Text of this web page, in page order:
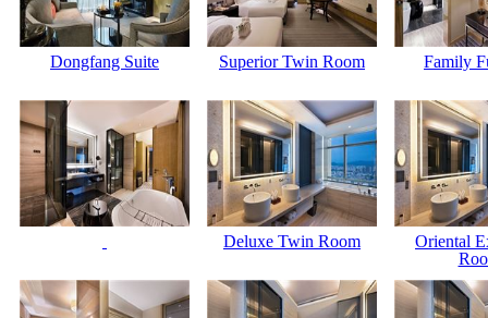
Dongfang Suite Superior Twin Room Family
Deluxe Twin Room
Oriental